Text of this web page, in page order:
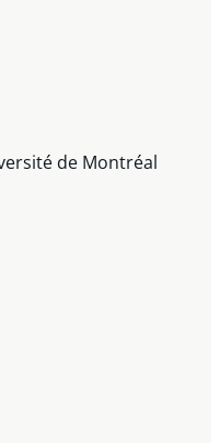
de Montréal